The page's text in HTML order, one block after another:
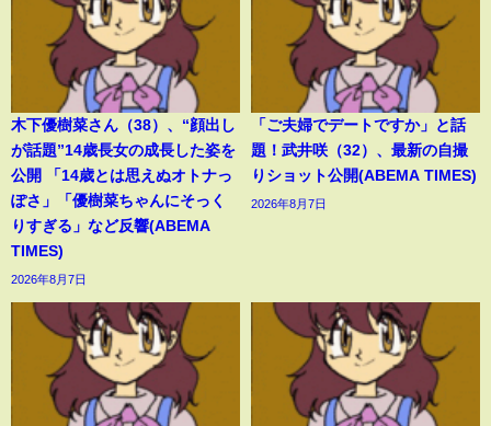
木下優樹菜さん（38）、“顔出し
が話題”14歳長女の成長した姿を
公開 「14歳とは思えぬオトナっ
ぽさ」「優樹菜ちゃんにそっく
りすぎる」など反響(ABEMA
TIMES)
2026年8月7日
「ご夫婦でデートですか」と話
題！武井咲（32）、最新の自撮
りショット公開(ABEMA TIMES)
2026年8月7日